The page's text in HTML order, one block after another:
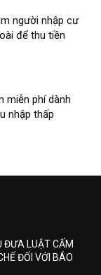
người nhập cư
để thu tiền
miễn phí dành
nhập thấp
ĐƯA LUẬT CẤM
ĐỐI VỚI BÁO